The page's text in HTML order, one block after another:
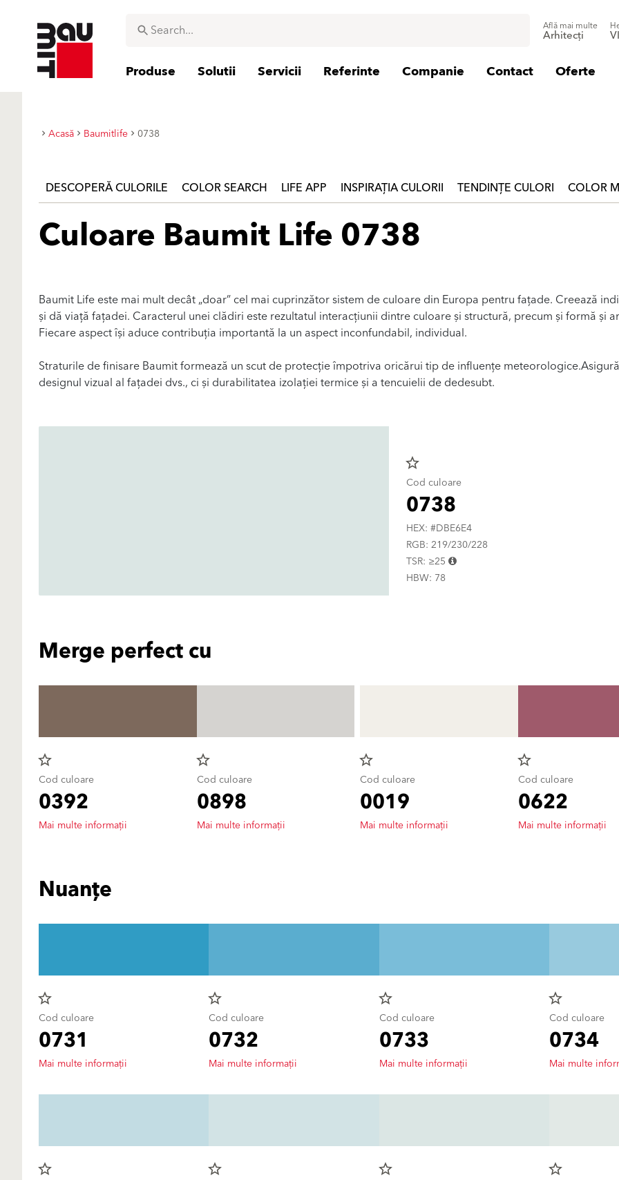
Află mai multe
Arhitecți
Produse Solutii Servicii Referinte Companie Contact Oferte
Acasă Baumitlife 0738
DESCOPERĂ CULORILE COLOR SEARCH LIFE APP INSPIRAȚIA CULORII TENDINȚE CULORI COLOR
Culoare Baumit Life 0738
Baumit Life este mai mult decât „doar” cel mai cuprinzător sistem de culoare din Europa pentru fațade. Creează
și dă viață fațadei. Caracterul unei clădiri este rezultatul interacțiunii dintre culoare și structură, precum și formă și
Fiecare aspect își aduce contribuția importantă la un aspect inconfundabil, individual.
Straturile de finisare Baumit formează un scut de protecție împotriva oricărui tip de influențe
designul vizual al fațadei dvs., ci și durabilitatea izolației termice și a tencuielii de dedesubt.
star_border
Cod culoare
0738
HEX: #DBE6E4
RGB: 219/230/228
TSR: ≥25
HBW: 78
Merge perfect cu
star_border
Cod culoare
0392
Mai multe informații
star_border
Cod culoare
0898
Mai multe informații
star_border
Cod culoare
0019
Mai multe informații
star_border
Cod culoare
0622
Mai multe informații
Nuanțe
star_border
Cod culoare
0731
Mai multe informații
star_border
Cod culoare
0732
Mai multe informații
star_border
Cod culoare
0733
Mai multe informații
star_border
Cod culoare
0734
Mai multe
star_border
star_border
star_border
star_border